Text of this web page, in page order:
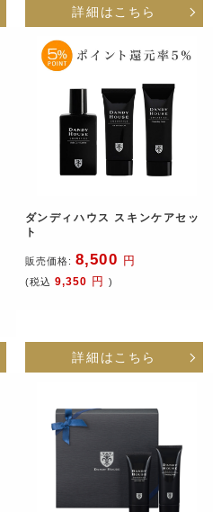
詳細はこちら
ダンディハウス スキンケアセッ
ト
販売価格: 8,500 円
(税込 9,350 円 )
詳細はこちら